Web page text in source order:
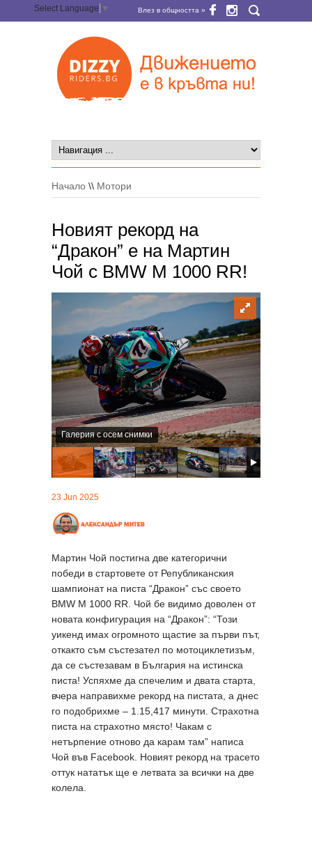
Select Language ▼ Влез в общността »
Начало \\ Мотори
Новият рекорд на
“Дракон” е на Мартин
Чой с BMW M 1000 RR!
Галерия с осем снимки
23 Jun 2025
Мартин Чой постигна две категорични
победи в стартовете от Републиканския
шампионат на писта “Дракон” със своeто
BMW M 1000 RR. Чой бе видимо доволен от
новата конфигурация на “Дракон”: “Този
уикенд имах огромното щастие за първи път,
откакто съм състезател по мотоциклетизъм,
да се състезавам в България на истинска
писта! Успяхме да спечелим и двата старта,
вчера направихме рекорд на пистата, а днес
го подобрихме – 1.15,417 минути. Страхотна
писта на страхотно място! Чакам с
нетърпение отново да карам там” написа
Чой във Facebook. Новият рекорд на трасето
оттук нататък ще е летвата за всички на две
колела.